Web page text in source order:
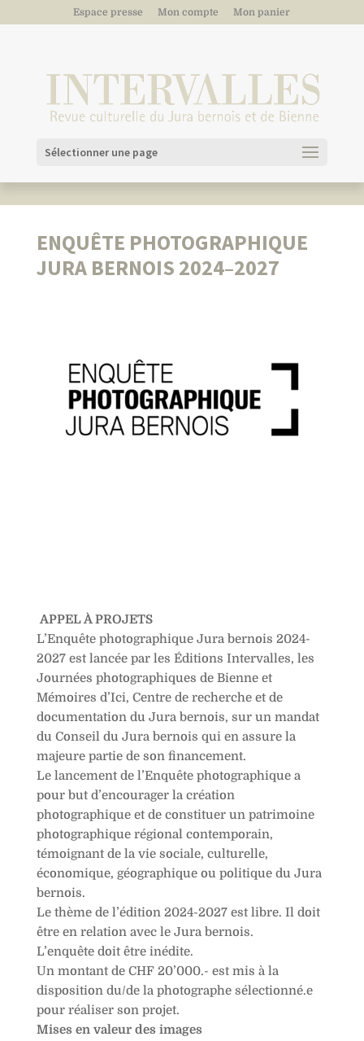
Espace presse Mon compte Mon panier
Sélectionner une page
ENQUÊTE PHOTOGRAPHIQUE
JURA BERNOIS 2024–2027
APPEL À PROJETS
L’Enquête photographique Jura bernois 2024-
2027 est lancée par les Éditions Intervalles, les
Journées photographiques de Bienne et
Mémoires d’Ici, Centre de recherche et de
documentation du Jura bernois, sur un mandat
du Conseil du Jura bernois qui en assure la
majeure partie de son financement.
Le lancement de l’Enquête photographique a
pour but d’encourager la création
photographique et de constituer un patrimoine
photographique régional contemporain,
témoignant de la vie sociale, culturelle,
économique, géographique ou politique du Jura
bernois.
Le thème de l’édition 2024-2027 est libre. Il doit
être en relation avec le Jura bernois.
L’enquête doit être inédite.
Un montant de CHF 20’000.- est mis à la
disposition du/de la photographe sélectionné.e
pour réaliser son projet.
Mises en valeur des images